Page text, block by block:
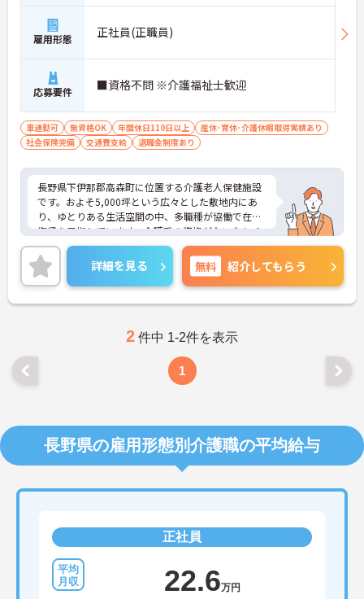
雇用形態 正社員(正職員)
応募要件 ■資格不問 ※介護福祉士歓迎
車通勤可 無資格OK 年間休日110日以上
産休･育休･介護休暇取得実績あり
社会保険完備
交通費支給 退職金制度あり
長野県下伊那郡高森町に位置する介護老人保健施設
です。およそ5,000坪という広々とした敷地内にあ
り、ゆとりある生活空間の中、多職種が協働で在宅
復帰を目指しています。介護系の資格がない方もチ
ャレンジいただけます。年間休日は120日あり、メ
リハリのある勤務が可能です。ご興味ある方には、
面接対策ポイントなど、さらに詳細をお話しいたし
ますのでお気軽にご相談ください！
詳細を見る 無料 紹介してもらう
2 件中 1-2件を表示
1
長野県の雇用形態別介護職の平均給与
正社員
22.6万円